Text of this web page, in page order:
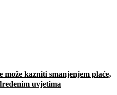
kazniti smanjenjem plaće,
uvjetima